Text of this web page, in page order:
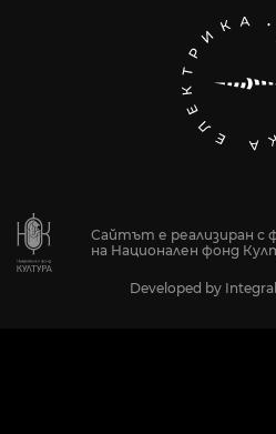
Сайтът е реализиран с
на Национален фонд
Developed by